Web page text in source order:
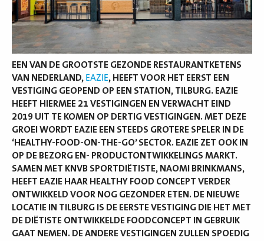
EEN VAN DE GROOTSTE GEZONDE RESTAURANTKETENS
VAN NEDERLAND, EAZIE, HEEFT VOOR HET EERST EEN
VESTIGING GEOPEND OP EEN STATION, TILBURG. EAZIE
HEEFT HIERMEE 21 VESTIGINGEN EN VERWACHT EIND
2019 UIT TE KOMEN OP DERTIG VESTIGINGEN. MET DEZE
GROEI WORDT EAZIE EEN STEEDS GROTERE SPELER IN DE
‘HEALTHY-FOOD-ON-THE-GO’ SECTOR. EAZIE ZET OOK IN
OP DE BEZORG EN- PRODUCTONTWIKKELINGS MARKT.
SAMEN MET KNVB SPORTDIËTISTE, NAOMI BRINKMANS,
HEEFT EAZIE HAAR HEALTHY FOOD CONCEPT VERDER
ONTWIKKELD VOOR NOG GEZONDER ETEN. DE NIEUWE
LOCATIE IN TILBURG IS DE EERSTE VESTIGING DIE HET MET
DE DIËTISTE ONTWIKKELDE FOODCONCEPT IN GEBRUIK
GAAT NEMEN. DE ANDERE VESTIGINGEN ZULLEN SPOEDIG